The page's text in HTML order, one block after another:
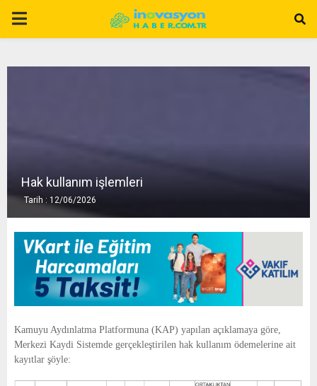
P
E
N
Hak kullanım işlemleri
Tarih : 12/06/2026
Kamuyu Aydınlatma Platformuna (KAP) yapılan açıklamaya göre,
Merkezi Kaydi Sistemde gerçekleştirilen hak kullanım ödemelerine ait
kayıtlar şöyle: